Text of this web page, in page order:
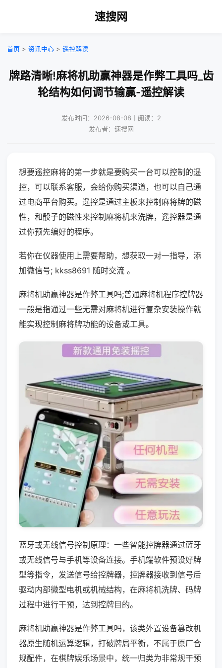
速搜网
首页 > 资讯中心 > 遥控解读
牌路清晰!麻将机助赢神器是作弊工具吗_齿
轮结构如何调节输赢-遥控解读
发布时间：2026-08-08｜阅读：2
发布者：速搜网
想要遥控麻将的第一步就是要购买一台可以控制的遥
控，可以联系客服，会给你购买渠道，也可以自己通
过电商平台购买。遥控是通过主板来控制麻将牌的磁
性，和骰子的磁性来控制麻将机来洗牌，遥控器是通
过你预先编好的程序。
若你在仪器使用上需要帮助，想获取一对一指导，添
加微信号; kkss8691 随时交流 。
麻将机助赢神器是作弊工具吗;普通麻将机程序控牌器
一般是指通过一些无需对麻将机进行复杂安装操作就
能实现控制麻将牌功能的设备或工具。
蓝牙或无线信号控制原理：一些智能控牌器通过蓝牙
或无线信号与手机等设备连接。手机端软件预设好牌
型等指令，发送信号给控牌器，控牌器接收到信号后
驱动内部微型电机或机械结构，在麻将机洗牌、码牌
过程中进行干预，达到控牌目的。
麻将机助赢神器是作弊工具吗，该类外置设备篡改机
器原生随机运算逻辑，打破牌局平衡，不属于原厂合
规配件，在棋牌娱乐场景中，统一归类为非常规干预